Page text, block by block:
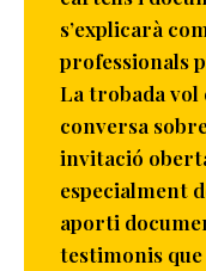
s’explicarà
professionals
La trobada vol
conversa
invitació
especialment
aporti
testimonis